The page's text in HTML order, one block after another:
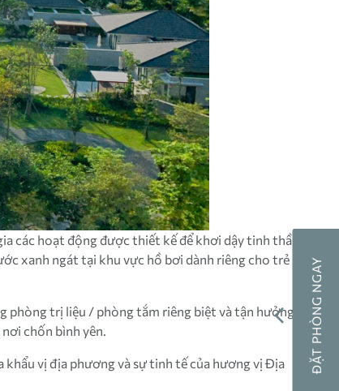
các hoạt động được thiết kế để khơi dậy tinh thần
xanh ngát tại khu vực hồ bơi dành riêng cho trẻ
phòng trị liệu / phòng tắm riêng biệt và tận hưởng
chốn bình yên.
vị địa phương và sự tinh tế của hương vị Địa
ĐẶT PHÒNG NGAY